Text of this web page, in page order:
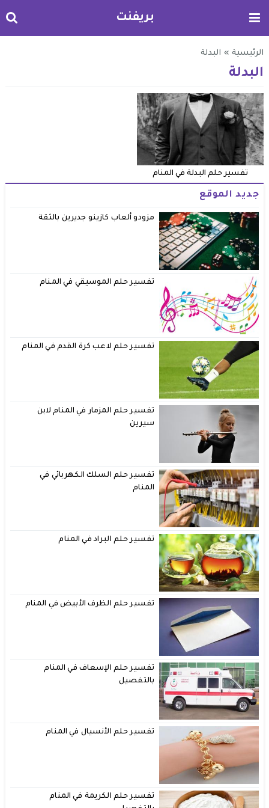
بريفنت
الرئيسية » البدلة
البدلة
تفسير حلم البدلة في المنام
جديد الموقع
مزودو ألعاب كازينو جديرين بالثقة
تفسير حلم الموسيقي في المنام
تفسير حلم لاعب كرة القدم في المنام
تفسير حلم المزمار في المنام لابن
سيرين
تفسير حلم السلك الكهربائي في
المنام
تفسير حلم البراد في المنام
تفسير حلم الظرف الأبيض في المنام
تفسير حلم الإسعاف في المنام
بالتفصيل
تفسير حلم الأنسيال في المنام
تفسير حلم الكريمة في المنام